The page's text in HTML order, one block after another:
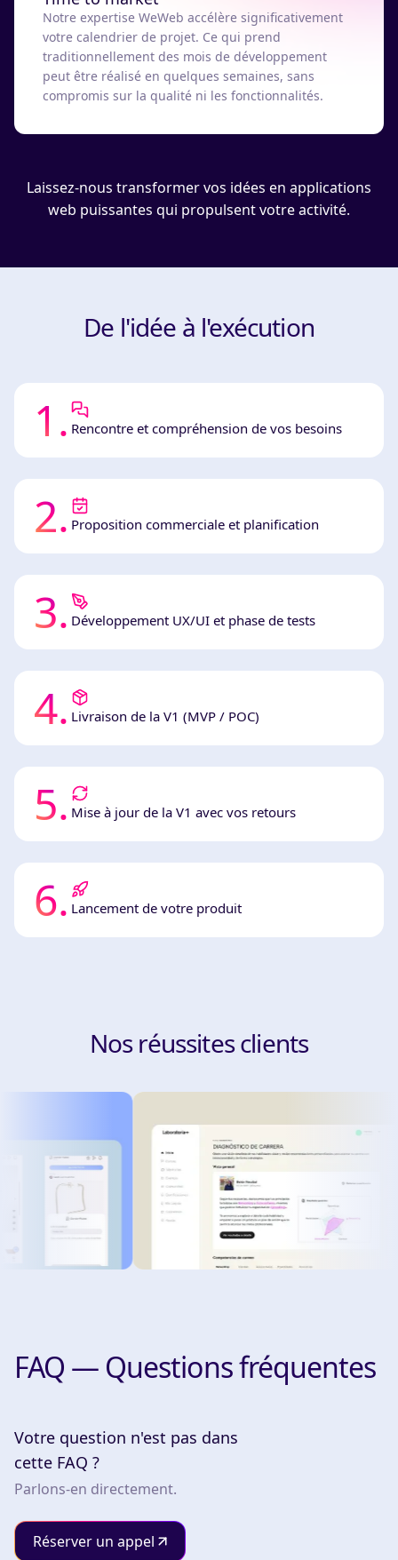
Notre expertise WeWeb accélère significativement
votre calendrier de projet. Ce qui prend
traditionnellement des mois de développement
peut être réalisé en quelques semaines, sans
compromis sur la qualité ni les fonctionnalités.
Laissez-nous transformer vos idées en applications
web puissantes qui propulsent votre activité.
De l'idée à l'exécution
1 . Rencontre et compréhension de vos besoins
2. Proposition commerciale et planification
3. Développement UX/UI et phase de tests
4. Livraison de la V1 (MVP / POC)
5. Mise à jour de la V1 avec vos retours
6. Lancement de votre produit
Nos réussites clients
FAQ — Questions fréquentes
Votre question n'est pas dans
cette FAQ ?
Parlons-en directement.
Réserver un appel